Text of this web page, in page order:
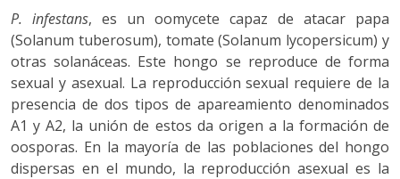
P. infestans, es un oomycete capaz de atacar papa
(Solanum tuberosum), tomate (Solanum lycopersicum) y
otras solanáceas. Este hongo se reproduce de forma
sexual y asexual. La reproducción sexual requiere de la
presencia de dos tipos de apareamiento denominados
A1 y A2, la unión de estos da origen a la formación de
oosporas. En la mayoría de las poblaciones del hongo
dispersas en el mundo, la reproducción asexual es la